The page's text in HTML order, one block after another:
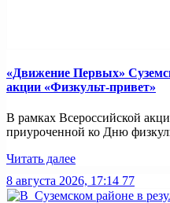
«Движение Первых»
акции «Физкульт-привет»
В рамках Всероссийской
приуроченной ко Дню
Читать далее
8 августа 2026, 17:14 77